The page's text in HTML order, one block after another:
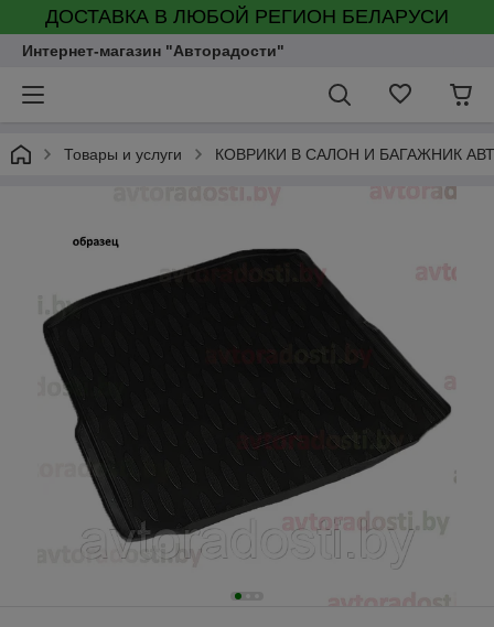
ДОСТАВКА В ЛЮБОЙ РЕГИОН БЕЛАРУСИ
Интернет-магазин "Авторадости"
Товары и услуги КОВРИКИ В САЛОН И БАГАЖНИК